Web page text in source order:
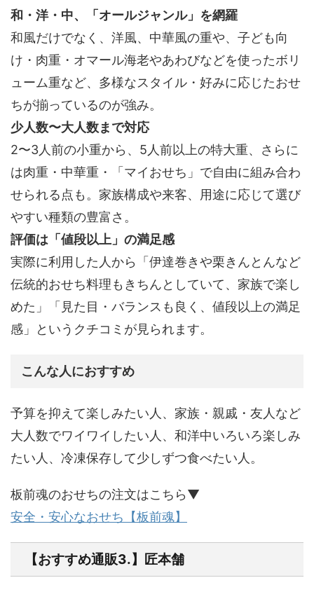
和・洋・中、「オールジャンル」を網羅
和風だけでなく、洋風、中華風の重や、子ども向
け・肉重・オマール海老やあわびなどを使ったボリ
ューム重など、多様なスタイル・好みに応じたおせ
ちが揃っているのが強み。
少人数〜大人数まで対応
2〜3人前の小重から、5人前以上の特大重、さらに
は肉重・中華重・「マイおせち」で自由に組み合わ
せられる点も。家族構成や来客、用途に応じて選び
やすい種類の豊富さ。
評価は「値段以上」の満足感
実際に利用した人から「伊達巻きや栗きんとんなど
伝統的おせち料理もきちんとしていて、家族で楽し
めた」「見た目・バランスも良く、値段以上の満足
感」というクチコミが見られます。
こんな人におすすめ
予算を抑えて楽しみたい人、家族・親戚・友人など
大人数でワイワイしたい人、和洋中いろいろ楽しみ
たい人、冷凍保存して少しずつ食べたい人。
板前魂のおせちの注文はこちら▼
安全・安心なおせち【板前魂】
【おすすめ通販3.】匠本舗